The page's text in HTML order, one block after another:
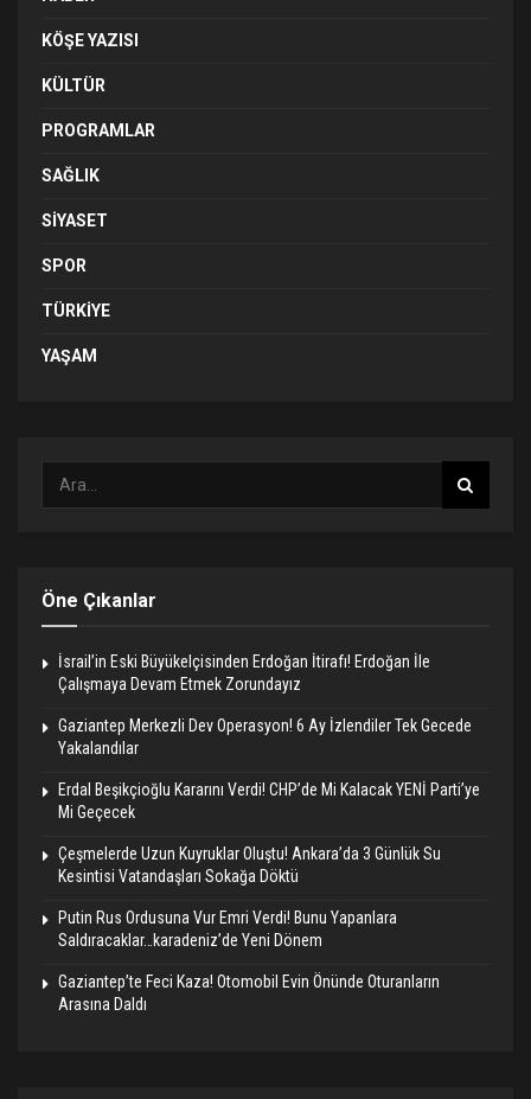
KÖŞE YAZISI
KÜLTÜR
PROGRAMLAR
SAĞLIK
SIYASET
SPOR
TÜRKIYE
YAŞAM
Öne Çıkanlar
İsrail’in Eski Büyükelçisinden Erdoğan İtirafı! Erdoğan İle
Çalışmaya Devam Etmek Zorundayız
Gaziantep Merkezli Dev Operasyon! 6 Ay İzlendiler Tek Gecede
Yakalandılar
Erdal Beşikçioğlu Kararını Verdi! CHP’de Mi Kalacak YENİ Parti’ye
Mi Geçecek
Çeşmelerde Uzun Kuyruklar Oluştu! Ankara’da 3 Günlük Su
Kesintisi Vatandaşları Sokağa Döktü
Putin Rus Ordusuna Vur Emri Verdi! Bunu Yapanlara
Saldıracaklar…karadeniz’de Yeni Dönem
Gaziantep’te Feci Kaza! Otomobil Evin Önünde Oturanların
Arasına Daldı